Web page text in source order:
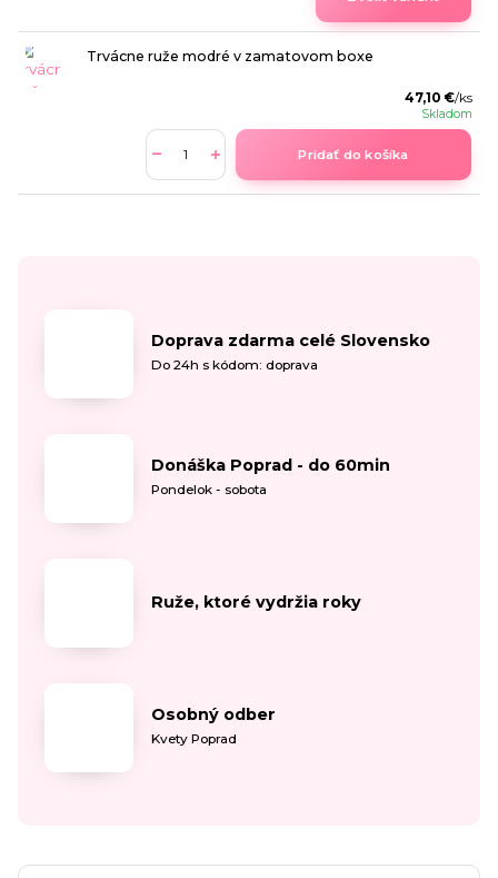
Trvácne ruže modré v zamatovom boxe
47,10 €/ks
Skladom
Pridať do košíka
Doprava zdarma celé Slovensko
Do 24h s kódom: doprava
Donáška Poprad - do 60min
Pondelok - sobota
Ruže, ktoré vydržia roky
Osobný odber
Kvety Poprad